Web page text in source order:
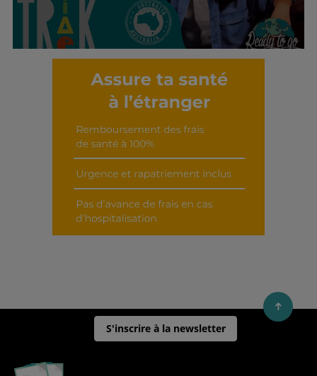
Découvrir cet interview
S'inscrire à la newsletter